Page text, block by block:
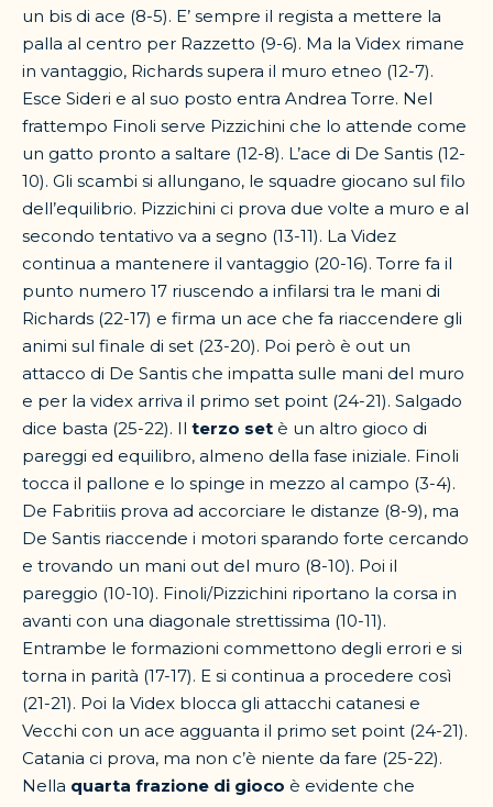
un bis di ace (8-5). E’ sempre il regista a mettere la
palla al centro per Razzetto (9-6). Ma la Videx rimane
in vantaggio, Richards supera il muro etneo (12-7).
Esce Sideri e al suo posto entra Andrea Torre. Nel
frattempo Finoli serve Pizzichini che lo attende come
un gatto pronto a saltare (12-8). L’ace di De Santis (12-
10). Gli scambi si allungano, le squadre giocano sul filo
dell’equilibrio. Pizzichini ci prova due volte a muro e al
secondo tentativo va a segno (13-11). La Videz
continua a mantenere il vantaggio (20-16). Torre fa il
punto numero 17 riuscendo a infilarsi tra le mani di
Richards (22-17) e firma un ace che fa riaccendere gli
animi sul finale di set (23-20). Poi però è out un
attacco di De Santis che impatta sulle mani del muro
e per la videx arriva il primo set point (24-21). Salgado
dice basta (25-22). Il terzo set è un altro gioco di
pareggi ed equilibro, almeno della fase iniziale. Finoli
tocca il pallone e lo spinge in mezzo al campo (3-4).
De Fabritiis prova ad accorciare le distanze (8-9), ma
De Santis riaccende i motori sparando forte cercando
e trovando un mani out del muro (8-10). Poi il
pareggio (10-10). Finoli/Pizzichini riportano la corsa in
avanti con una diagonale strettissima (10-11).
Entrambe le formazioni commettono degli errori e si
torna in parità (17-17). E si continua a procedere così
(21-21). Poi la Videx blocca gli attacchi catanesi e
Vecchi con un ace agguanta il primo set point (24-21).
Catania ci prova, ma non c’è niente da fare (25-22).
Nella quarta frazione di gioco è evidente che